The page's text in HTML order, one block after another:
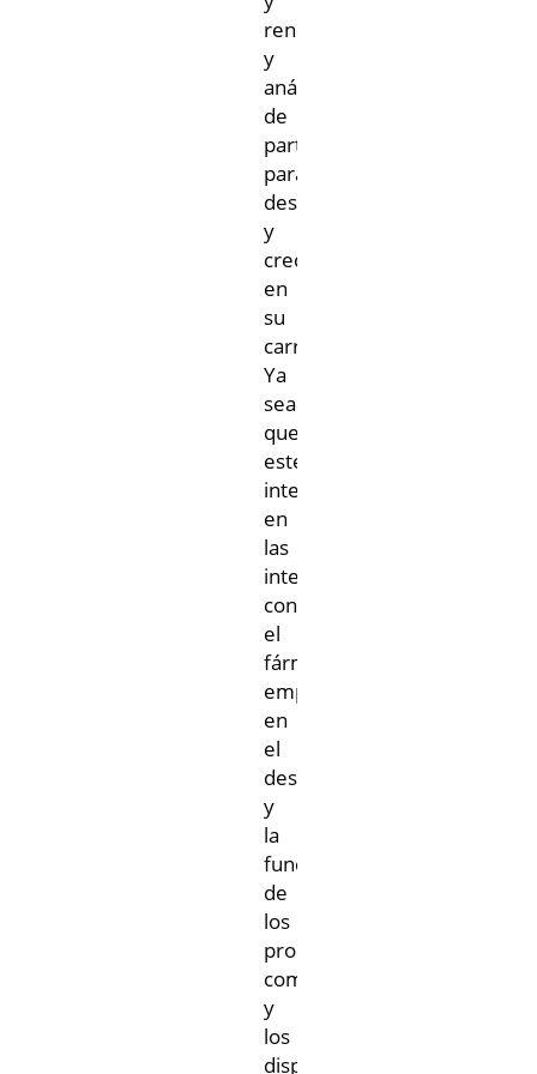
rendimiento,
y
análisis
de
partículas
para
desarrollar
y
crecer
en
su
carrera.
Ya
sea
que
esté
interesado
en
las
interacciones
con
el
fármaco/el
empaque,
en
el
desempeño
y
la
función
de
los
productos
combinados
y
los
dispositivos